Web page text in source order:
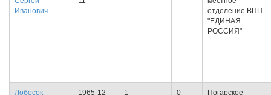
Иванович
отделение ВПП
"ЕДИНАЯ
РОССИЯ"
Лобосок
1965-12-
1 0
Погарское